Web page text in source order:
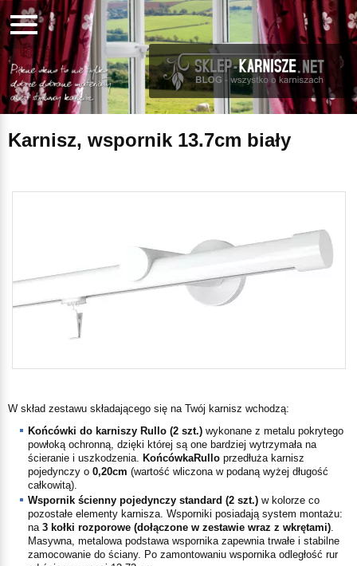
Karnisz, wspornik 13.7cm biały
W skład zestawu składającego się na Twój karnisz wchodzą:
Końcówki do karniszy Rullo (2 szt.) wykonane z metalu pokrytego
powłoką ochronną, dzięki której są one bardziej wytrzymała na
ścieranie i uszkodzenia. KońcówkaRullo przedłuża karnisz
pojedynczy o 0,20cm (wartość wliczona w podaną wyżej długość
całkowitą).
Wspornik ścienny pojedynczy standard (2 szt.) w kolorze co
pozostałe elementy karnisza. Wsporniki posiadają system montażu:
na 3 kołki rozporowe (dołączone w zestawie wraz z wkrętami).
Masywna, metalowa podstawa wspornika zapewnia trwałe i stabilne
zamocowanie do ściany. Po zamontowaniu wspornika odległość rur